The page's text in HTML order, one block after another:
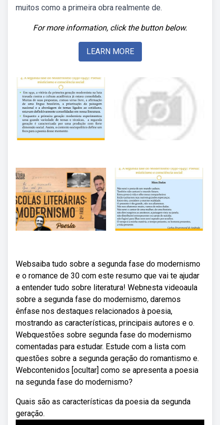
muitos como a primeira obra realmente de.
For more information, click the button below.
LEARN MORE
Websaiba tudo sobre a segunda fase do modernismo
e o romance de 30 com este resumo que vai te ajudar
a entender tudo sobre literatura! Webnesta videoaula
sobre a segunda fase do modernismo, daremos
ênfase nos destaques relacionados à poesia,
mostrando as características, principais autores e o.
Webquestões sobre segunda fase do modernismo
comentadas para estudar. Estude com a lista com
questões sobre a segunda geração do romantismo e.
Webcontenidos [ocultar] como se apresenta a poesia
na segunda fase do modernismo?
Quais são as características da poesia da segunda
geração.